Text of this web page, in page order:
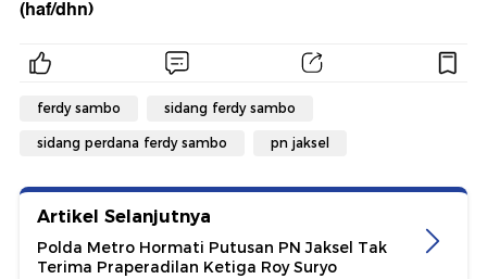
(haf/dhn)
ferdy sambo sidang ferdy sambo
sidang perdana ferdy sambo pn jaksel
Artikel Selanjutnya
Polda Metro Hormati Putusan PN Jaksel Tak
Terima Praperadilan Ketiga Roy Suryo